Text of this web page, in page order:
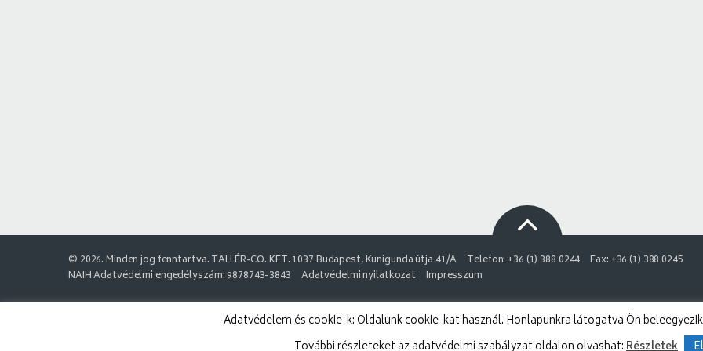
© 2026. Minden jog fenntartva. TALLÉR-CO. KFT. 1037 Budapest, Kunigunda útja 41/A Telefon: +36 (1) 388 0244
Fax: +36 (1) 388 0245
NAIH Adatvédelmi engedélyszám: 9878743-3843
Adatvédelmi nyilatkozat Impresszum
Adatvédelem és cookie-k: Oldalunk cookie-kat használ. Honlapunkra látogatva Ön
További részleteket az adatvédelmi szabályzat oldalon olvashat:Részletek